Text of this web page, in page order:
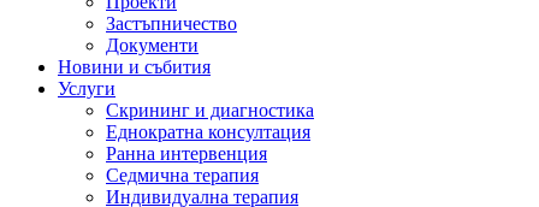
Застъпничество
Документи
Новини и събития
Услуги
Скрининг и диагностика
Еднократна консултация
Ранна интервенция
Седмична терапия
Индивидуална терапия